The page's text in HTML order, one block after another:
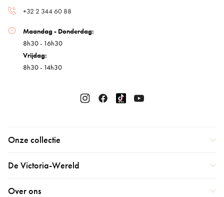
+32 2 344 60 88
Maandag - Donderdag:
8h30 - 16h30
Vrijdag:
8h30 - 14h30
Onze collectie
De Victoria-Wereld
Over ons